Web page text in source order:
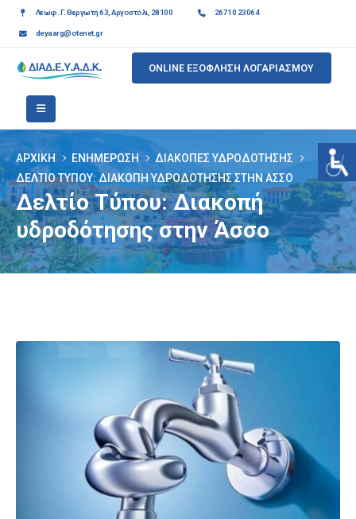
Λεωφ. Γ. Βεργωτή 63, Αργοστόλι, 28100 26710 23064
deyaarg@otenet.gr
ONLINE ΕΞΟΦΛΗΣΗ ΛΟΓΑΡΙΑΣΜΟΥ
ΑΡΧΙΚΉ ΕΝΗΜΈΡΩΣΗ
ΔΙΑΚΟΠΈΣ ΥΔΡΟΔΌΤΗΣΗΣ
ΔΕΛΤΊΟ ΤΎΠΟΥ: ΔΙΑΚΟΠΉ ΥΔΡΟΔΌΤΗΣΗΣ ΣΤΗΝ ΆΣΣΟ
Δελτίο Τύπου: Διακοπή
υδροδότησης στην Άσσο